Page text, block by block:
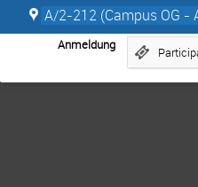
A/2-212 (Campus OG -
Anmeldung